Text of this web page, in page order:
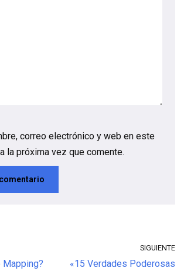
correo electrónico y web en este
la próxima vez que comente.
Mapping?
SIGUIENTE
«15 Verdades Poderosas